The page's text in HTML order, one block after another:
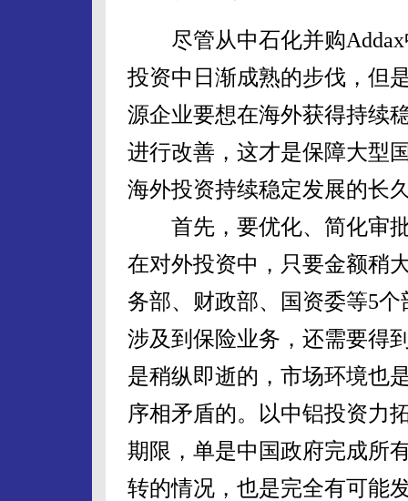
尽管从中石化并购Addax
投资中日渐成熟的步伐，但
源企业要想在海外获得持续
进行改善，这才是保障大型
海外投资持续稳定发展的长
首先，要优化、简化审批
在对外投资中，只要金额稍
务部、财政部、国资委等5
涉及到保险业务，还需要得
是稍纵即逝的，市场环境也
序相矛盾的。以中铝投资力
期限，单是中国政府完成所
转的情况，也是完全有可能